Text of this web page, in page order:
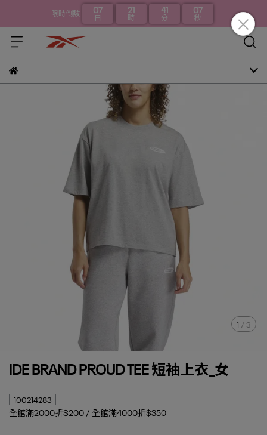
限時倒數 07
日
21
時
41
分
06
秒
1 / 3
IDE BRAND PROUD TEE 短袖上衣_女
100214283
全館滿2000折$200 / 全館滿4000折$350